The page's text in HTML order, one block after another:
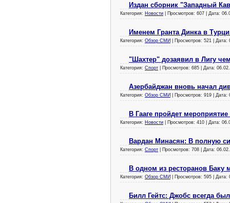
Издан сборник "Западный
Категория: Новости | Просмотров: 607 | Дата:
Именем Гранта Динка в
Категория: Обзор СМИ | Просмотров: 521 | Дата:
"Шахтер" дозаявил в Лигу
Категория: Спорт | Просмотров: 685 | Дата:
Азербайджан вновь начал
Категория: Обзор СМИ | Просмотров: 919 | Дата:
В Гааге пройдет
Категория: Новости | Просмотров: 410 | Дата:
Вардан Минасян: В полную
Категория: Спорт | Просмотров: 708 | Дата:
В одном из ресторанов Баку
Категория: Обзор СМИ | Просмотров: 595 | Дата:
Билл Гейтс: Джобс всегда